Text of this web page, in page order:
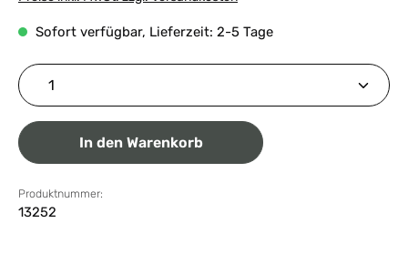
Sofort verfügbar, Lieferzeit: 2-5 Tage
Produkt Anzahl: Gib den gewünschten Wert ein
In den Warenkorb
Produktnummer:
13252